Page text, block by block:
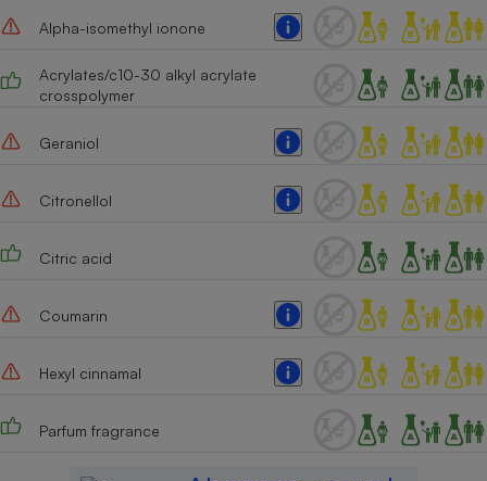
Alpha-isomethyl ionone
Acrylates/c10-30 alkyl acrylate
crosspolymer
Geraniol
Citronellol
Citric acid
Coumarin
Hexyl cinnamal
Parfum fragrance